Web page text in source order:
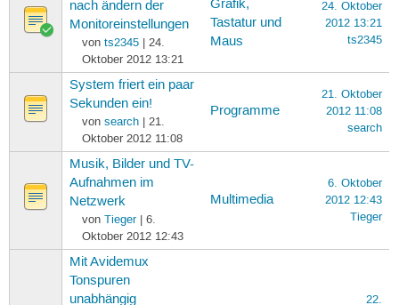
nach ändern der
Monitoreinstellungen
von ts2345| 24.
Oktober 2012 13:21
Grafik,
Tastatur und
Maus
24. Oktober
2012 13:21
ts2345
System friert ein paar
Sekunden ein!
von search| 21.
Oktober 2012 11:08
Programme
21. Oktober
2012 11:08
search
Musik, Bilder und TV-
Aufnahmen im
Netzwerk
von Tieger| 6.
Oktober 2012 12:43
Multimedia
6. Oktober
2012 12:43
Tieger
Mit Avidemux
Tonspuren
unabhängig
22.